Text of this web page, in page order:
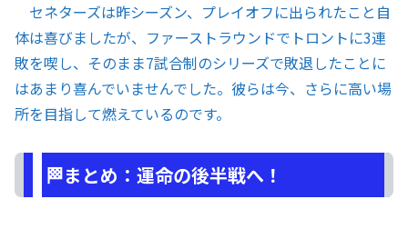
セネターズは昨シーズン、プレイオフに出られたこと自
体は喜びましたが、ファーストラウンドでトロントに3連
敗を喫し、そのまま7試合制のシリーズで敗退したことに
はあまり喜んでいませんでした。彼らは今、さらに高い場
所を目指して燃えているのです。
🏁まとめ：運命の後半戦へ！